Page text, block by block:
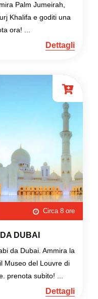
Palm Jumeirah,
Khalifa e goditi una
ora! ...
Dettagli
Circa 8 ore
DUBAI
da Dubai. Ammira la
Museo del Louvre di
prenota subito! ...
Dettagli